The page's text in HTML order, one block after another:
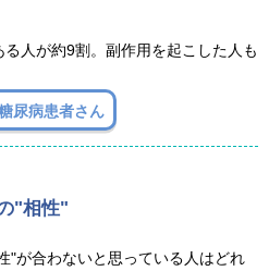
人が約9割。副作用を起こした人も
尿病患者さん
"相性"
"が合わないと思っている人はどれ